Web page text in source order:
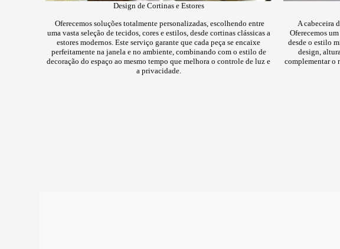
Design de Cortinas e Estores
Oferecemos soluções totalmente personalizadas, escolhendo entre
uma vasta seleção de tecidos, cores e estilos, desde cortinas clássicas a
estores modernos. Este serviço garante que cada peça se encaixe
perfeitamente na janela e no ambiente, combinando com o estilo de
decoração do espaço ao mesmo tempo que melhora o controle de luz e
a privacidade.
A cabeceira
Oferecemos
desde o estilo
design,
complementar o